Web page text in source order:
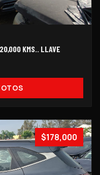
KMS.. LLAVE
$178,000